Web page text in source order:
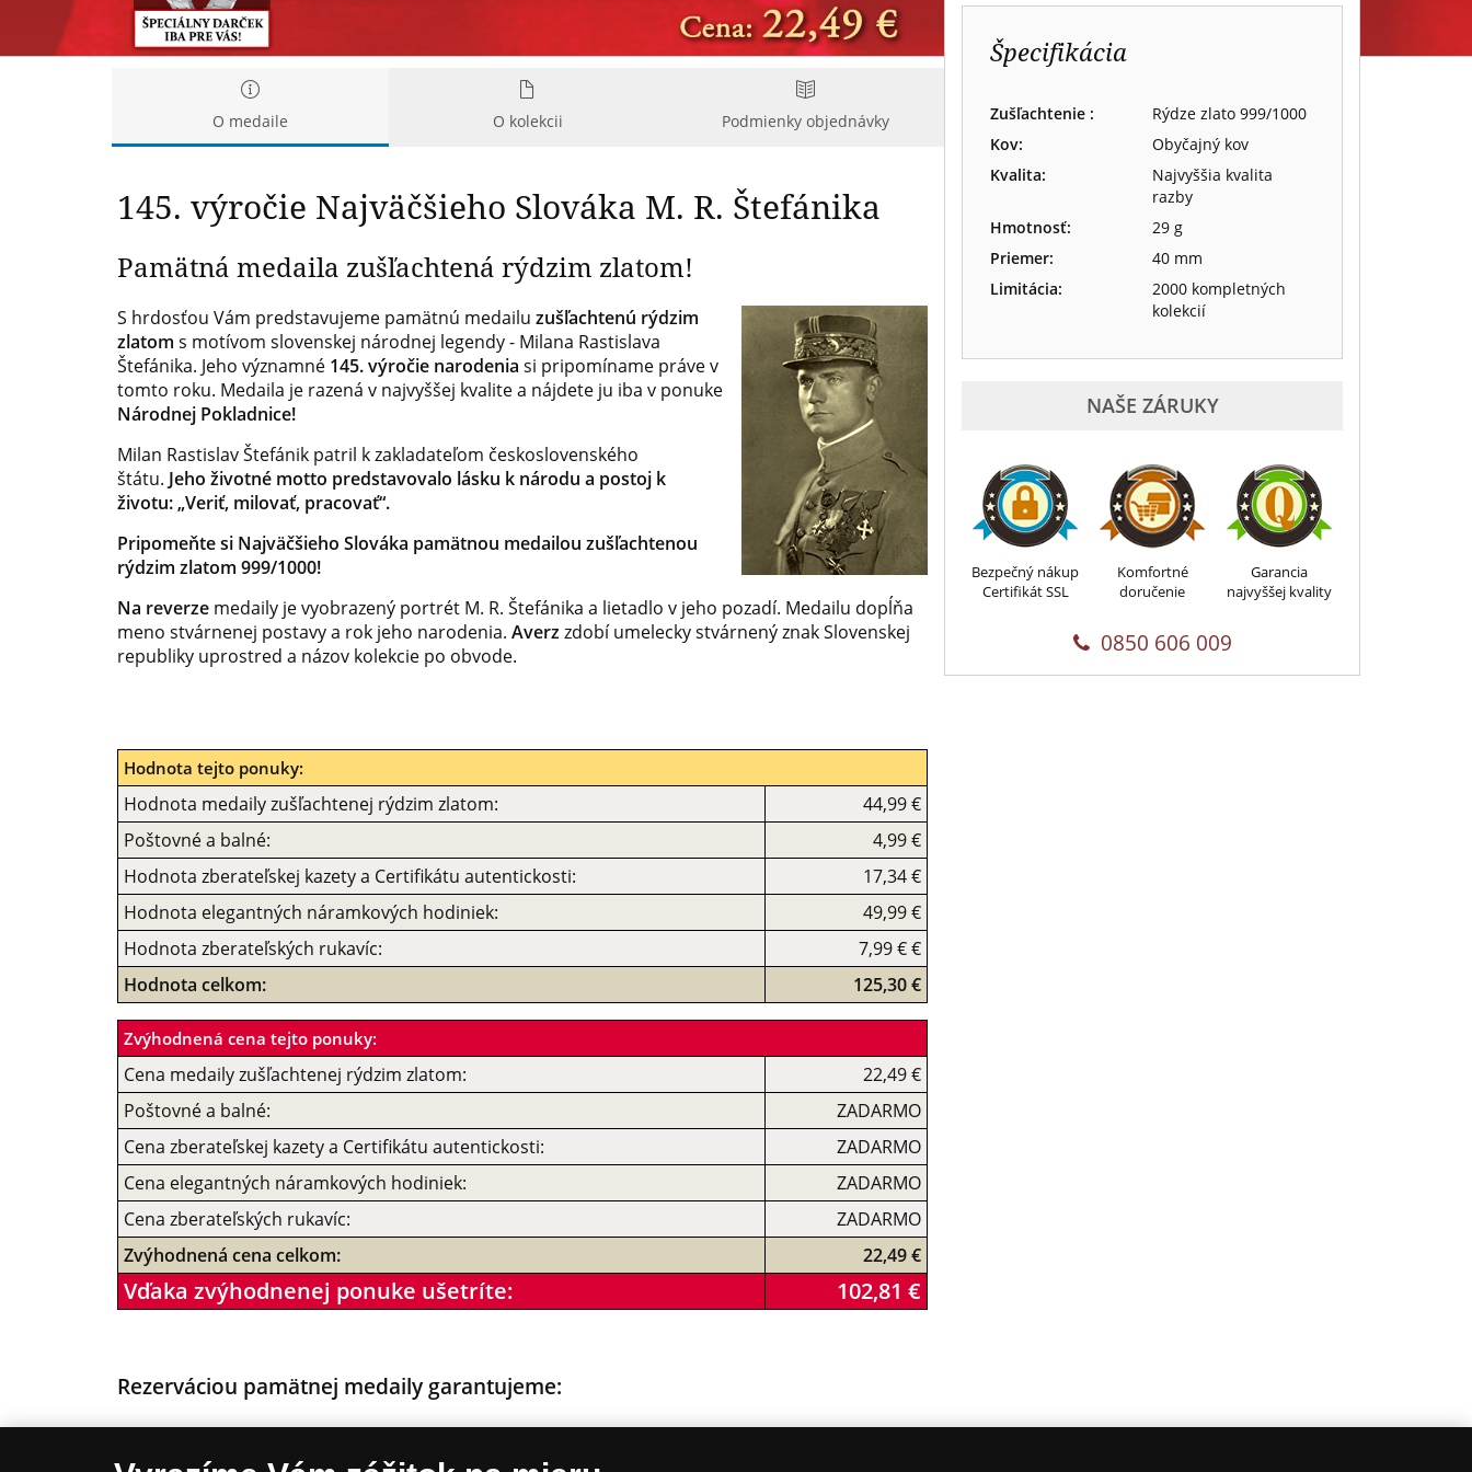
O medaile O kolekcii Podmienky objednávky
145. výročie Najväčšieho Slováka M. R. Štefánika
Pamätná medaila zušľachtená rýdzim zlatom!
S hrdosťou Vám predstavujeme pamätnú medailu zušľachtenú rýdzim
zlatom s motívom slovenskej národnej legendy - Milana Rastislava
Štefánika. Jeho významné 145. výročie narodenia si pripomíname práve v
tomto roku. Medaila je razená v najvyššej kvalite a nájdete ju iba v ponuke
Národnej Pokladnice!
Milan Rastislav Štefánik patril k zakladateľom československého
štátu. Jeho životné motto predstavovalo lásku k národu a postoj k
životu: „Veriť, milovať, pracovať“.
Pripomeňte si Najväčšieho Slováka pamätnou medailou zušľachtenou
rýdzim zlatom 999/1000!
Na reverze medaily je vyobrazený portrét M. R. Štefánika a lietadlo v jeho pozadí. Medailu dopĺňa
meno stvárnenej postavy a rok jeho narodenia. Averz zdobí umelecky stvárnený znak Slovenskej
republiky uprostred a názov kolekcie po obvode.
Hodnota tejto ponuky:
Hodnota medaily zušľachtenej rýdzim zlatom:
44,99 €
Poštovné a balné:
4,99 €
Hodnota zberateľskej kazety a Certifikátu autentickosti:
17,34 €
Hodnota elegantných náramkových hodiniek:
49,99 €
Hodnota zberateľských rukavíc:
7,99 € €
Hodnota celkom:
125,30 €
Zvýhodnená cena tejto ponuky:
Cena medaily zušľachtenej rýdzim zlatom:
22,49 €
Poštovné a balné:
ZADARMO
Cena zberateľskej kazety a Certifikátu autentickosti:
ZADARMO
Cena elegantných náramkových hodiniek:
ZADARMO
Cena zberateľských rukavíc:
ZADARMO
Zvýhodnená cena celkom:
22,49 €
Vďaka zvýhodnenej ponuke ušetríte: 102,81 €
Rezerváciou pamätnej medaily garantujeme:
Špecifikácia
Zušľachtenie :
Rýdze zlato 999/1000
Kov:
Obyčajný kov
Kvalita:
Najvyššia kvalita
razby
Hmotnosť:
29 g
Priemer:
40 mm
Limitácia:
2000 kompletných
kolekcií
NAŠE ZÁRUKY
Bezpečný nákup
Certifikát SSL
Komfortné
doručenie
Garancia
najvyššej kvality
0850 606 009